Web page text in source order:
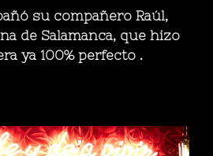
su compañero Raúl,
de Salamanca, que hizo
ya 100% perfecto .